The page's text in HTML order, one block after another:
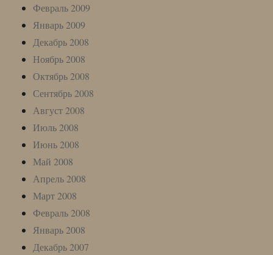
Февраль 2009
Январь 2009
Декабрь 2008
Ноябрь 2008
Октябрь 2008
Сентябрь 2008
Август 2008
Июль 2008
Июнь 2008
Май 2008
Апрель 2008
Март 2008
Февраль 2008
Январь 2008
Декабрь 2007